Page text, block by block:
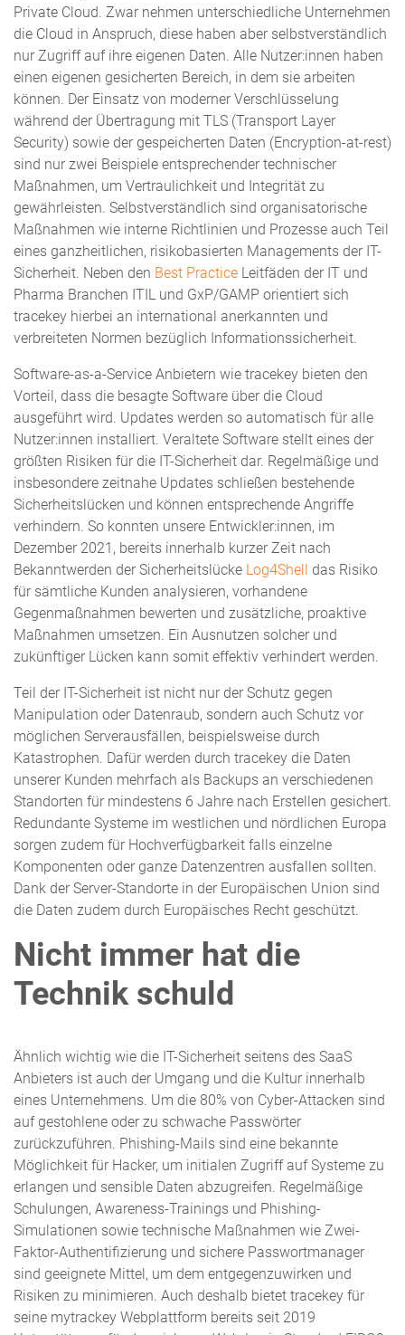
Private Cloud. Zwar nehmen unterschiedliche Unternehmen
die Cloud in Anspruch, diese haben aber selbstverständlich
nur Zugriff auf ihre eigenen Daten. Alle Nutzer:innen haben
einen eigenen gesicherten Bereich, in dem sie arbeiten
können. Der Einsatz von moderner Verschlüsselung
während der Übertragung mit TLS (Transport Layer
Security) sowie der gespeicherten Daten (Encryption-at-rest)
sind nur zwei Beispiele entsprechender technischer
Maßnahmen, um Vertraulichkeit und Integrität zu
gewährleisten. Selbstverständlich sind organisatorische
Maßnahmen wie interne Richtlinien und Prozesse auch Teil
eines ganzheitlichen, risikobasierten Managements der IT-
Sicherheit. Neben den Best Practice Leitfäden der IT und
Pharma Branchen ITIL und GxP/GAMP orientiert sich
tracekey hierbei an international anerkannten und
verbreiteten Normen bezüglich Informationssicherheit.
Software-as-a-Service Anbietern wie tracekey bieten den
Vorteil, dass die besagte Software über die Cloud
ausgeführt wird. Updates werden so automatisch für alle
Nutzer:innen installiert. Veraltete Software stellt eines der
größten Risiken für die IT-Sicherheit dar. Regelmäßige und
insbesondere zeitnahe Updates schließen bestehende
Sicherheitslücken und können entsprechende Angriffe
verhindern. So konnten unsere Entwickler:innen, im
Dezember 2021, bereits innerhalb kurzer Zeit nach
Bekanntwerden der Sicherheitslücke Log4Shell das Risiko
für sämtliche Kunden analysieren, vorhandene
Gegenmaßnahmen bewerten und zusätzliche, proaktive
Maßnahmen umsetzen. Ein Ausnutzen solcher und
zukünftiger Lücken kann somit effektiv verhindert werden.
Teil der IT-Sicherheit ist nicht nur der Schutz gegen
Manipulation oder Datenraub, sondern auch Schutz vor
möglichen Serverausfällen, beispielsweise durch
Katastrophen. Dafür werden durch tracekey die Daten
unserer Kunden mehrfach als Backups an verschiedenen
Standorten für mindestens 6 Jahre nach Erstellen gesichert.
Redundante Systeme im westlichen und nördlichen Europa
sorgen zudem für Hochverfügbarkeit falls einzelne
Komponenten oder ganze Datenzentren ausfallen sollten.
Dank der Server-Standorte in der Europäischen Union sind
die Daten zudem durch Europäisches Recht geschützt.
Nicht immer hat die
Technik schuld
Ähnlich wichtig wie die IT-Sicherheit seitens des SaaS
Anbieters ist auch der Umgang und die Kultur innerhalb
eines Unternehmens. Um die 80% von Cyber-Attacken sind
auf gestohlene oder zu schwache Passwörter
zurückzuführen. Phishing-Mails sind eine bekannte
Möglichkeit für Hacker, um initialen Zugriff auf Systeme zu
erlangen und sensible Daten abzugreifen. Regelmäßige
Schulungen, Awareness-Trainings und Phishing-
Simulationen sowie technische Maßnahmen wie Zwei-
Faktor-Authentifizierung und sichere Passwortmanager
sind geeignete Mittel, um dem entgegenzuwirken und
Risiken zu minimieren. Auch deshalb bietet tracekey für
seine mytrackey Webplattform bereits seit 2019